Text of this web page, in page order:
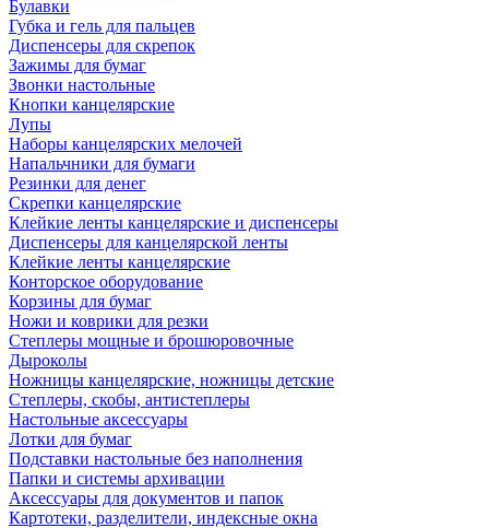
Булавки
Губка и гель для пальцев
Диспенсеры для скрепок
Зажимы для бумаг
Звонки настольные
Кнопки канцелярские
Лупы
Наборы канцелярских мелочей
Напальчники для бумаги
Резинки для денег
Скрепки канцелярские
Клейкие ленты канцелярские и диспенсеры
Диспенсеры для канцелярской ленты
Клейкие ленты канцелярские
Конторское оборудование
Корзины для бумаг
Ножи и коврики для резки
Степлеры мощные и брошюровочные
Дыроколы
Ножницы канцелярские, ножницы детские
Степлеры, скобы, антистеплеры
Настольные аксессуары
Лотки для бумаг
Подставки настольные без наполнения
Папки и системы архивации
Аксессуары для документов и папок
Картотеки, разделители, индексные окна